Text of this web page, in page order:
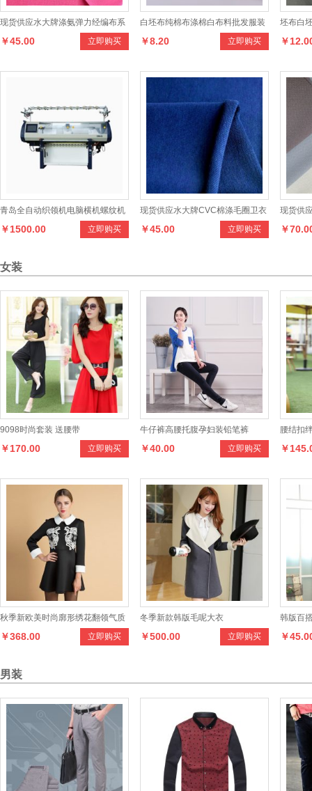
现货供应水大牌涤氨弹力经编布系
列产品，设计时尚，做工讲究，款
立即购买
￥45.00
白坯布纯棉布涤棉白布料批发服装
设计立裁白胚布漂白扎染白布画布
立即购买
￥8.20
坯布白
丝面料
￥
青岛全自动织领机电脑横机螺纹机
双机头织领机提花单系统织领机
立即购买
￥1500.00
现货供应水大牌CVC棉涤毛圈卫衣
面料，选用优质原料环保染色，色
立即购买
￥45.00
现货供
系列面
￥
女装
9098时尚套装 送腰带
立即购买
￥170.00
牛仔裤高腰托腹孕妇装铅笔裤
立即购买
￥40.00
腰结扣
￥
秋季新欧美时尚廓形绣花翻领气质
连衣裙 立即购买
￥368.00
冬季新款韩版毛呢大衣
立即购买
￥500.00
韩版百
￥
男装